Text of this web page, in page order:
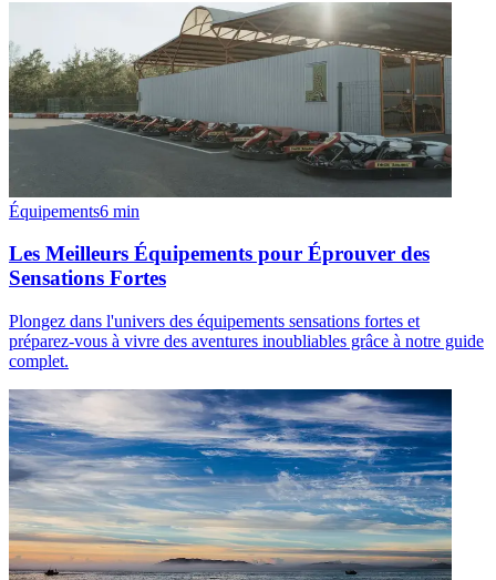
Équipements6 min
Les Meilleurs Équipements pour Éprouver des
Sensations Fortes
Plongez dans l'univers des équipements sensations fortes et
préparez-vous à vivre des aventures inoubliables grâce à notre guide
complet.